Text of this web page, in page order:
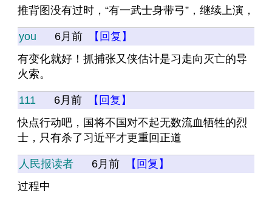
推背图没有过时，“有一武士身带弓”，继续上演，
you 6月前
【回复】
有变化就好！抓捕张又侠估计是习走向灭亡的导
火索。
111 6月前
【回复】
快点行动吧，国将不国对不起无数流血牺牲的烈
士，只有杀了习近平才更重回正道
人民报读者 6月前
【回复】
过程中